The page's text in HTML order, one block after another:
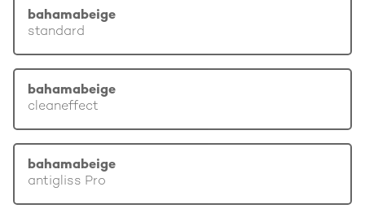
bahamabeige
standard
bahamabeige
cleaneffect
bahamabeige
antigliss Pro